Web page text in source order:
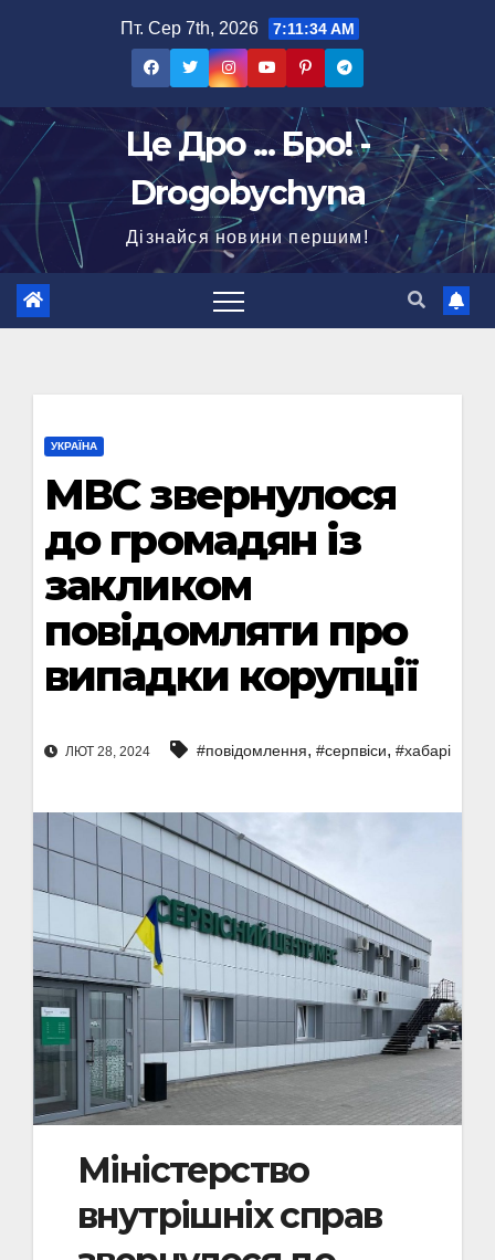
Пт. Сер 7th, 2026 7:11:35 AM
Це Дро ... Бро! -
Drogobychyna
Дізнайся новини першим!
УКРАЇНА
МВС звернулося
до громадян із
закликом
повідомляти про
випадки корупції
ЛЮТ 28, 2024 #повідомлення, #серпвіси, #хабарі
Міністерство
внутрішніх справ